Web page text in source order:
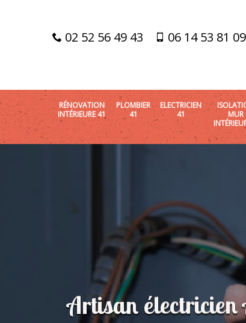
02 52 56 49 43 06 14 53 81 09
RÉNOVATION
INTÉRIEURE 41
PLOMBIER
41
ELECTRICIEN
41
MUR
Artisan électricien